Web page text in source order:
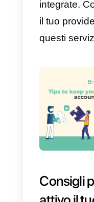
termine
È
possa
in un
devi